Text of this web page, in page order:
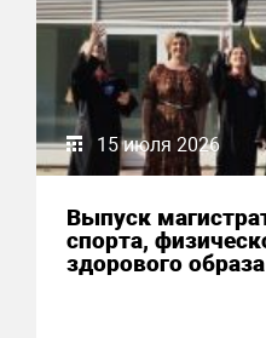
15 июля 2026
Выпуск
спорта,
здорового